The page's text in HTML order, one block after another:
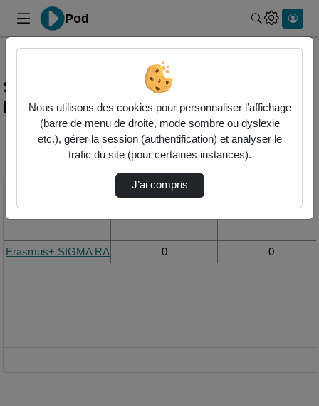
Pod
Statistiques de visualisation de la vidéo
Erasmus+ sigma rail teaser
Modifier la période de
visualisation
Vue de la journée
Erasmus+ SIGMA RAIL Teaser 0 0
Nous utilisons des cookies pour personnaliser l’affichage
(barre de menu de droite, mode sombre ou dyslexie
etc.), gérer la session (authentification) et analyser le
trafic du site (pour certaines instances).
J’ai compris